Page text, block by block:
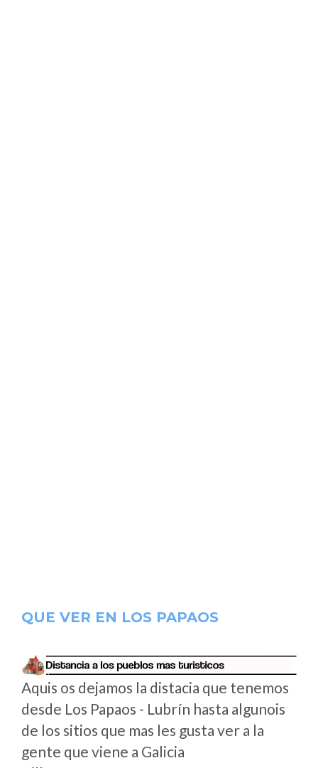
QUE VER EN LOS PAPAOS
Aquis os dejamos la distacia que tenemos
desde Los Papaos - Lubrín hasta algunois
de los sitios que mas les gusta ver a la
gente que viene a Galicia